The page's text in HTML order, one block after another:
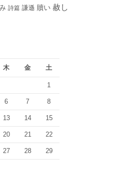
詩篇 謙遜 贖い 赦し
木 金 土
1
6 7 8
13 14 15
20 21 22
27 28 29